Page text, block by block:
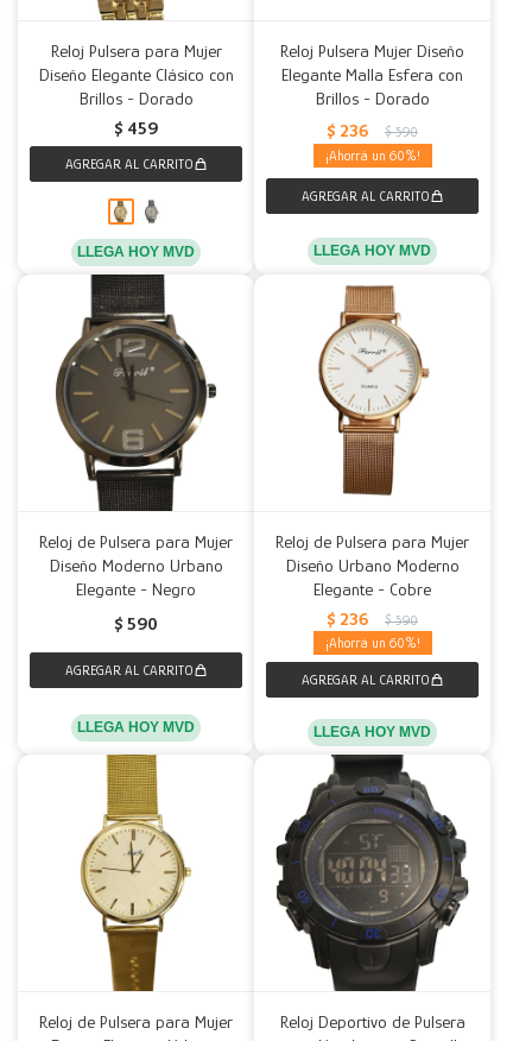
Reloj Pulsera para Mujer
Diseño Elegante Clásico con
Brillos - Dorado
$ 459
LLEGA HOY MVD
Reloj Pulsera Mujer Diseño
Elegante Malla Esfera con
Brillos - Dorado
$ 236 $ 590
60
LLEGA HOY MVD
Reloj de Pulsera para Mujer
Diseño Moderno Urbano
Elegante - Negro
$ 590
LLEGA HOY MVD
Reloj de Pulsera para Mujer
Diseño Urbano Moderno
Elegante - Cobre
$ 236 $ 590
60
LLEGA HOY MVD
Reloj de Pulsera para Mujer
Reloj Deportivo de Pulsera